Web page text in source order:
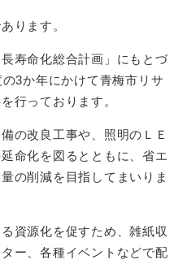
ります。
寿命化総合計画」にもとづ
3か年にかけて青梅市リサ
行っております。
の改良工事や、照明のＬＥ
命化を図るとともに、省エ
の削減を目指してまいりま
資源化を促すため、雑紙収
ー、各種イベントなどで配